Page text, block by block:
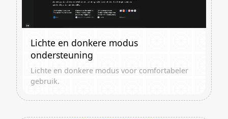
Lichte en donkere modus
ondersteuning
Lichte en donkere modus voor comfortabeler
gebruik.